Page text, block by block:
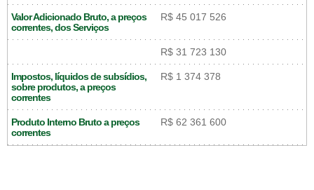
Valor Adicionado Bruto, a preços
correntes, dos Serviços
R$ 45 017 526
R$ 31 723 130
Impostos, líquidos de subsídios,
sobre produtos, a preços
correntes
R$ 1 374 378
Produto Interno Bruto a preços
correntes
R$ 62 361 600